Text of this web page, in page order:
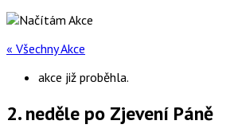
« Všechny Akce
akce již proběhla.
2. neděle po Zjevení Páně